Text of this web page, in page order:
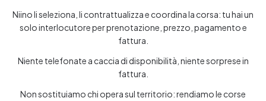
Niino li seleziona, li contrattualizza e coordina la corsa: tu hai un
solo interlocutore per prenotazione, prezzo, pagamento e
fattura.
Niente telefonate a caccia di disponibilità, niente sorprese in
fattura.
Non sostituiamo chi opera sul territorio: rendiamo le corse